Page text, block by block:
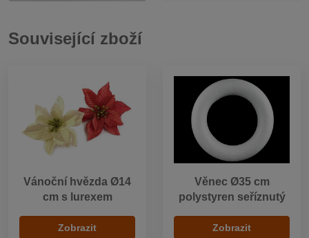
Související zboží
Vánoční hvězda Ø14
cm s lurexem
Zobrazit
Věnec Ø35 cm
polystyren seříznutý
Zobrazit